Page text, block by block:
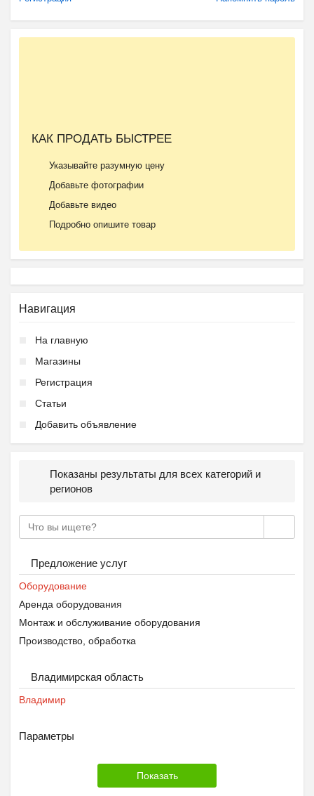
КАК ПРОДАТЬ БЫСТРЕЕ
Указывайте разумную цену
Добавьте фотографии
Добавьте видео
Подробно опишите товар
Навигация
На главную
Магазины
Регистрация
Статьи
Добавить объявление
Показаны результаты для всех категорий и
регионов
Предложение услуг
Оборудование
Аренда оборудования
Монтаж и обслуживание оборудования
Производство, обработка
Владимирская область
Владимир
Параметры